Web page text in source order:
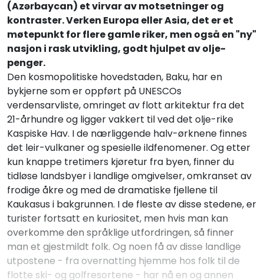
(Azərbaycan) et virvar av motsetninger og
kontraster. Verken Europa eller Asia, det er et
møtepunkt for flere gamle riker, men også en "ny"
nasjon i rask utvikling, godt hjulpet av olje-
penger.
Den kosmopolitiske hovedstaden, Baku, har en
bykjerne som er oppført på UNESCOs
verdensarvliste, omringet av flott arkitektur fra det
21-århundre og ligger vakkert til ved det olje-rike
Kaspiske Hav. I de nærliggende halv-ørknene finnes
det leir-vulkaner og spesielle ildfenomener. Og etter
kun knappe tretimers kjøretur fra byen, finner du
tidløse landsbyer i landlige omgivelser, omkranset av
frodige åkre og med de dramatiske fjellene til
Kaukasus i bakgrunnen. I de fleste av disse stedene, er
turister fortsatt en kuriositet, men hvis man kan
overkomme den språklige utfordringen, så finner
man et gjestmildt folk. Og noen få av disse landlige
utpostene - fra overnatting hjemme hos folk til de
flotte ski- og golfresortene - har nå en og annen